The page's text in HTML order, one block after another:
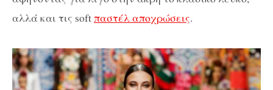
αλλά και τις softπαστέλ αποχρώσεις.